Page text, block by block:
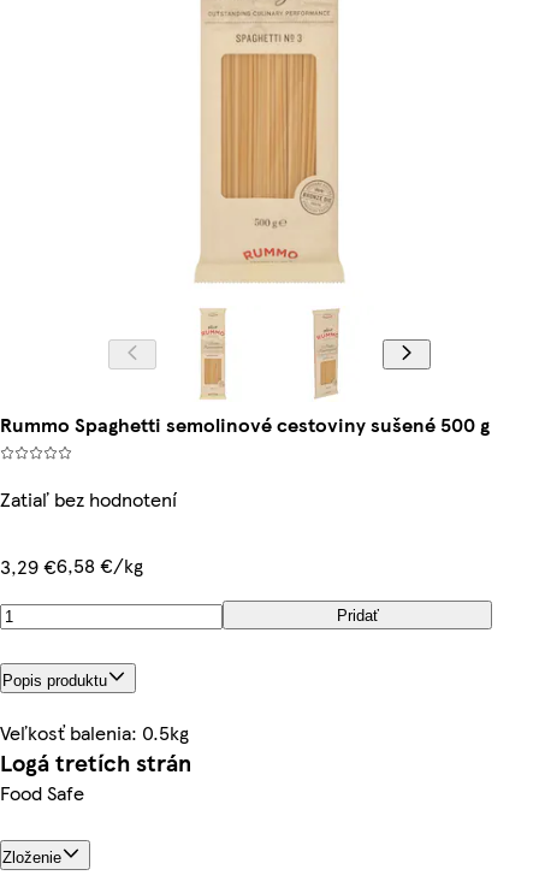
Rummo Spaghetti semolinové cestoviny sušené 500 g
Zatiaľ bez hodnotení
3,29 €6,58 €/kg
Pridať
Popis produktu
Veľkosť balenia: 0.5kg
Logá tretích strán
Food Safe
Zloženie